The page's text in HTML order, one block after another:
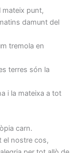
mateix punt,
damunt del
tremola en
terres són la
i la mateixa a tot
carn.
el nostre cos,